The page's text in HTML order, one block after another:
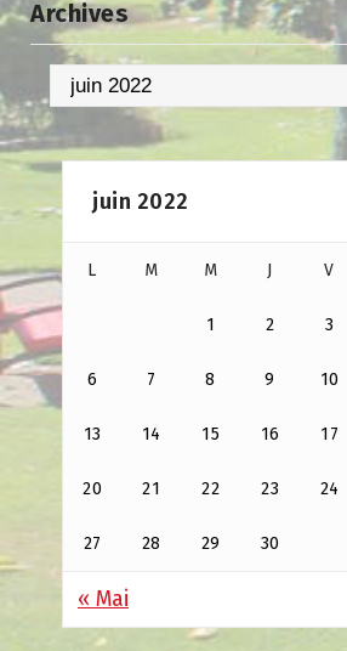
Archives
Archives
juin 2022
L M M J V
1 2 3
6 7 8 9 10
13 14 15 16 17
20 21 22 23 24
27 28 29 30
« Mai